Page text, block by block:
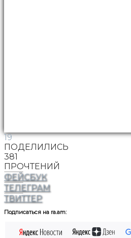
19
ПОДЕЛИЛИСЬ
381
ПРОЧТЕНИЙ
ФЕЙСБУК
ТЕЛЕГРАМ
ТВИТТЕР
Подписаться на ra.am: